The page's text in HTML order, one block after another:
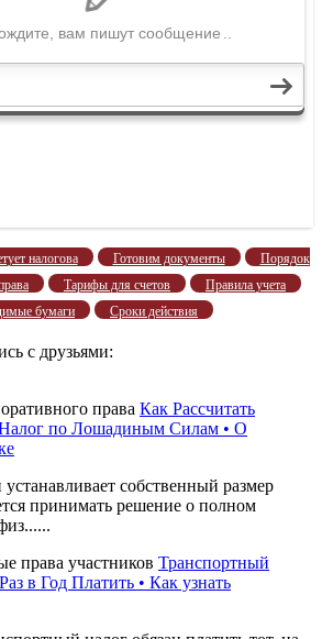
налогова Готовим документы
Порядок
Тарифы для счетов
Правила учета
бумаги
Сроки действия
с друзьями:
Как Рассчитать
по Лошадиным Силам • О
собственный размер
принимать решение о полном
Транспортный
в Год Платить • Как узнать